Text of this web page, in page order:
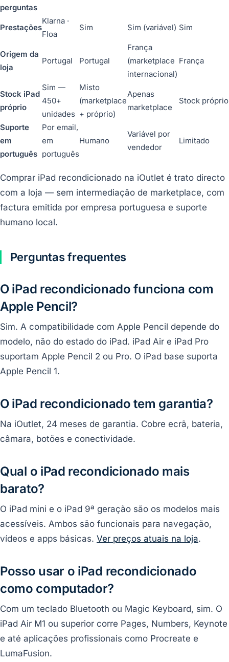
perguntas
Prestações
Klarna ·
Floa
Sim Sim (variável) Sim
Origem da
loja
Portugal Portugal
França
(marketplace
internacional)
França
Stock iPad
próprio
Sim —
450+
unidades
Misto
(marketplace
+ próprio)
Apenas
marketplace
Stock próprio
Suporte
em
português
Por email,
em
português
Humano
Variável por
vendedor
Limitado
Comprar iPad recondicionado na iOutlet é trato directo
com a loja — sem intermediação de marketplace, com
factura emitida por empresa portuguesa e suporte
humano local.
Perguntas frequentes
O iPad recondicionado funciona com
Apple Pencil?
Sim. A compatibilidade com Apple Pencil depende do
modelo, não do estado do iPad. iPad Air e iPad Pro
suportam Apple Pencil 2 ou Pro. O iPad base suporta
Apple Pencil 1.
O iPad recondicionado tem garantia?
Na iOutlet, 24 meses de garantia. Cobre ecrã, bateria,
câmara, botões e conectividade.
Qual o iPad recondicionado mais
barato?
O iPad mini e o iPad 9ª geração são os modelos mais
acessíveis. Ambos são funcionais para navegação,
vídeos e apps básicas. Ver preços atuais na loja.
Posso usar o iPad recondicionado
como computador?
Com um teclado Bluetooth ou Magic Keyboard, sim. O
iPad Air M1 ou superior corre Pages, Numbers, Keynote
e até aplicações profissionais como Procreate e
LumaFusion.